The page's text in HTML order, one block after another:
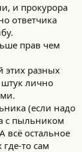
и прокурора
ответчика
прав чем
этих разных
лично
(если надо
с пыльником
всё остальное
то сам